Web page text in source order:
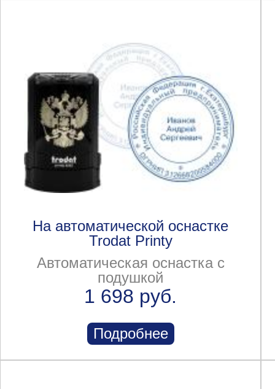
На автоматической оснастке
Trodat Printy
Автоматическая оснастка с
подушкой
1 698 руб.
Подробнее